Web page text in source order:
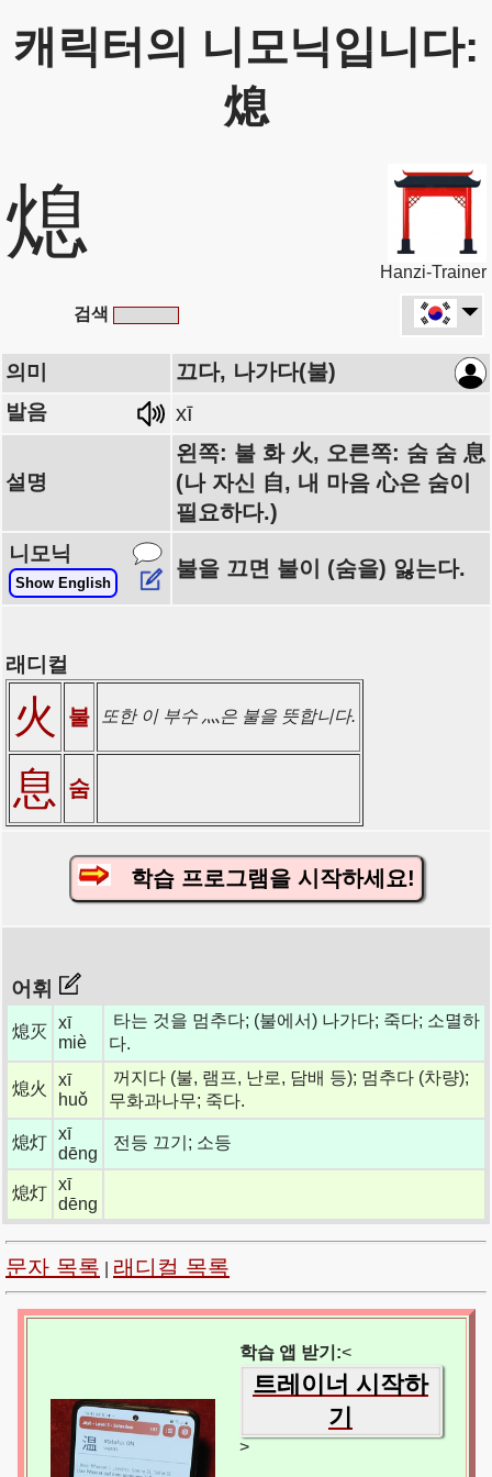
캐릭터의 니모닉입니다:
熄
熄
Hanzi-Trainer
검색
의미 끄다, 나가다(불)
발음 xī
설명
왼쪽: 불 화 火, 오른쪽: 숨 숨 息
(나 자신 自, 내 마음 心은 숨이
필요하다.)
니모닉
Show English
불을 끄면 불이 (숨을) 잃는다.
래디컬
火 불 또한 이 부수 灬은 불을 뜻합니다.
息 숨
학습 프로그램을 시작하세요!
어휘
熄灭 xī
miè
타는 것을 멈추다; (불에서) 나가다; 죽다; 소멸하
다.
熄火
xī
huǒ
꺼지다 (불, 램프, 난로, 담배 등); 멈추다 (차량);
무화과나무; 죽다.
熄灯 xī
dēng
전등 끄기; 소등
熄灯 xī
dēng
문자 목록 래디컬 목록
학습 앱 받기:<
트레이너 시작하
기
>